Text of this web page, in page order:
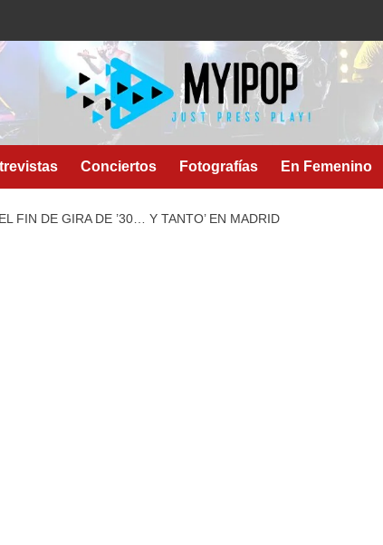
Conciertos Fotografías En Femenino
FIN DE GIRA DE ’30… Y TANTO’ EN MADRID